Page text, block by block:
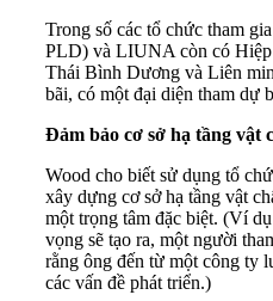
Trong số các tổ chức tham
PLD) và LIUNA còn có
Thái Bình Dương và Liên
bãi, có một đại diện tham dự
Đảm bảo cơ sở hạ tầng vật
Wood cho biết sử dụng tổ
xây dựng cơ sở hạ tầng vật
một trọng tâm đặc biệt. (Ví
vọng sẽ tạo ra, một người
rằng ông đến từ một công ty
các vấn đề phát triển.)